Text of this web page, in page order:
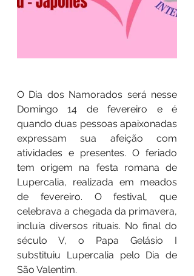
O Dia dos Namorados será nesse
Domingo 14 de fevereiro e é
quando duas pessoas apaixonadas
expressam sua afeição com
atividades e presentes. O feriado
tem origem na festa romana de
Lupercalia, realizada em meados
de fevereiro. O festival, que
celebrava a chegada da primavera,
incluía diversos rituais. No final do
século V, o Papa Gelásio I
substituiu Lupercalia pelo Dia de
São Valentim.